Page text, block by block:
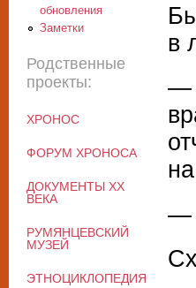
в
—
—
обновления
Заметки
Родственные
проекты:
ХРОНОС
ФОРУМ ХРОНОСА
ДОКУМЕНТЫ XX
ВЕКА
РУМЯНЦЕВСКИЙ
МУЗЕЙ
ЭТНОЦИКЛОПЕДИЯ